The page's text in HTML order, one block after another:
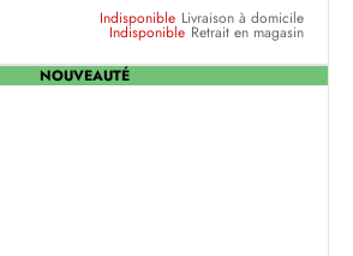
Indisponible Livraison à domicile
Indisponible Retrait en magasin
NOUVEAUTÉ